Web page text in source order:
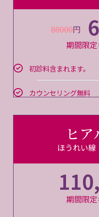
88000円
期間限
初診料含まれます。
カウンセリング無料
ヒ
ほうれい
期間限